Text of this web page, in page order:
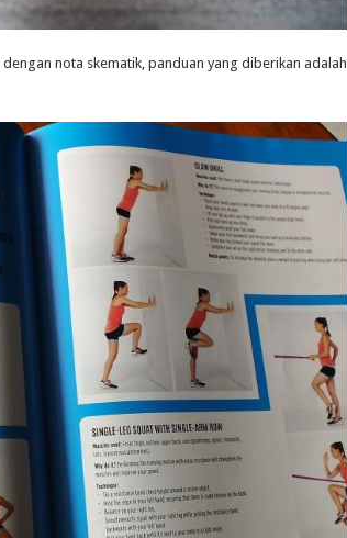
nota skematik, panduan yang diberikan adalah